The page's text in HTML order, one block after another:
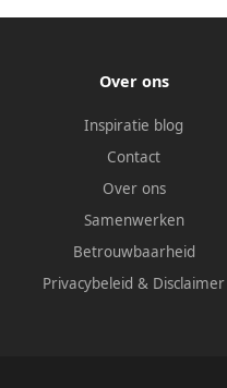
Over ons
Inspiratie blog
Contact
Over ons
Samenwerken
Betrouwbaarheid
Privacybeleid & Disclaimer